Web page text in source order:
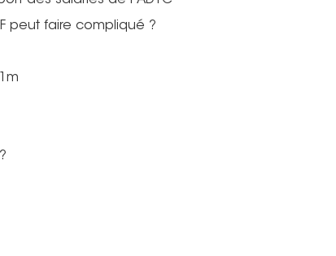
peut faire compliqué ?